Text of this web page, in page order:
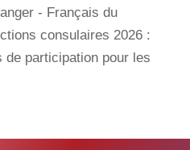
- Français du
consulaires 2026 :
participation pour les